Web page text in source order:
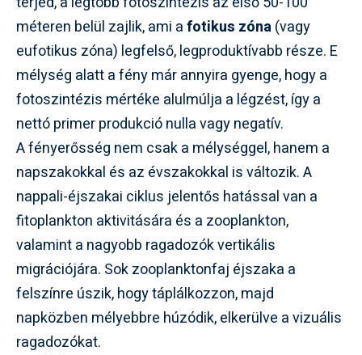
méteren belül zajlik, ami afotikus zóna(vagy
eufotikus zóna) legfelső, legproduktívabb része. E
mélység alatt a fény már annyira gyenge, hogy a
fotoszintézis mértéke alulmúlja a légzést, így a
nettó primer produkció nulla vagy negatív.
A fényerősség nem csak a mélységgel, hanem a
napszakokkal és az évszakokkal is változik. A
nappali-éjszakai ciklus jelentős hatással van a
fitoplankton aktivitására és a zooplankton,
valamint a nagyobb ragadozók vertikális
migrációjára. Sok zooplanktonfaj éjszaka a
felszínre úszik, hogy táplálkozzon, majd
napközben mélyebbre húzódik, elkerülve a vizuális
ragadozókat.